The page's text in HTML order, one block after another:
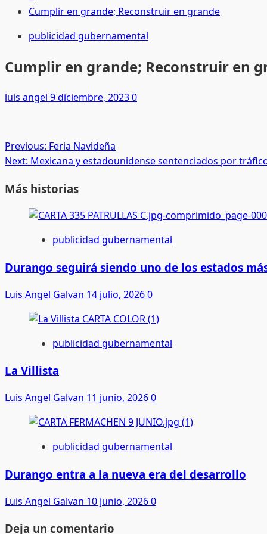
Cumplir en grande; Reconstruir en grande
publicidad gubernamental
Cumplir en grande; Reconstruir en
luis angel 9 diciembre, 20230
Post
navigation
Previous: Feria Navideña
Next: Mexicana y estadounidense sentenciados por
Más historias
publicidad gubernamental
Durango seguirá siendo uno de los estados
Luis Angel Galvan 14 julio, 20260
publicidad gubernamental
La Villista
Luis Angel Galvan 11 junio, 20260
publicidad gubernamental
Durango entra a la nueva era del desarrollo
Luis Angel Galvan 10 junio, 20260
Deja un comentario